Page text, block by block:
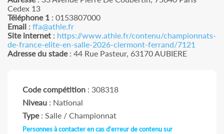
Cedex 13
Téléphone 1 : 0153807000
Email : ffa@athle.fr
Site internet : https://www.athle.fr/contenu/championnats-
de-france-elite-en-salle-2026-clermont-ferrand/7121
Adresse du stade: 44 Rue Pasteur, 63170 AUBIERE
Code compétition : 308318
Niveau : National
Type: Salle / Championnat
Personnes à contacter en cas d'erreur de contenu sur